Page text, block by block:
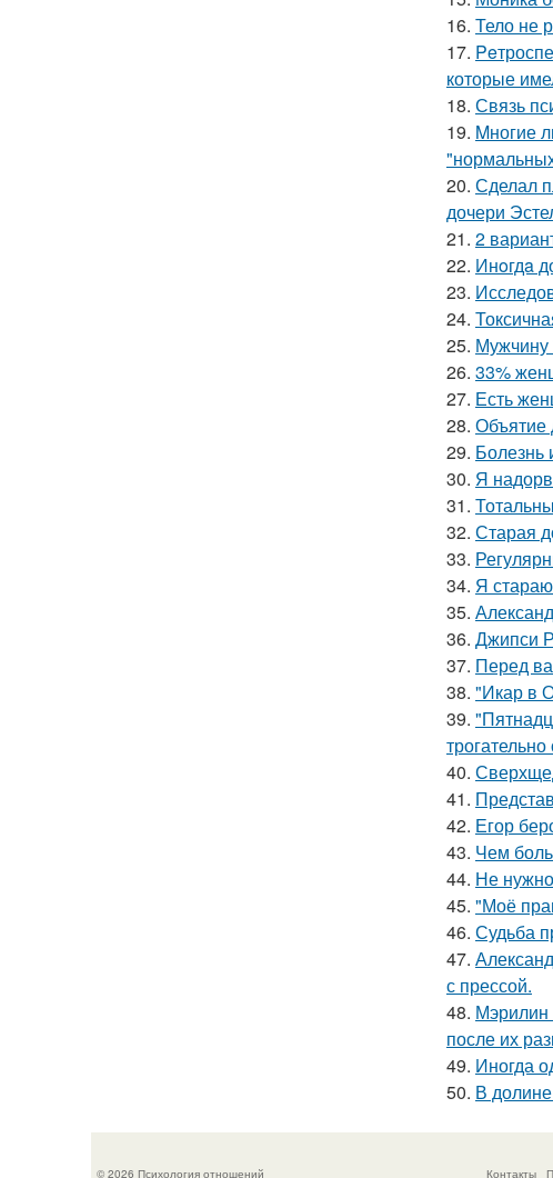
16. Тело не
17.
которые
18. Связь
19. Mногие
20. Сделал
дочери
21. 2
22. Инoгдa
23.
24.
25. Мужчину
26. 33%
27. Есть
28. Объятие
29. Болезнь
30. Я
31.
32. Старая
33.
34. Я
35.
36. Джипси
37. Перед
38. "Икар в
39.
40.
41.
42. Егор
43. Чем
44. Не
45. "Моё
46. Судьба
47.
с прессой.
48.
после их
49. Иногда
50. В
© 2026 Психология отношений Контакты